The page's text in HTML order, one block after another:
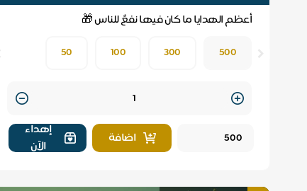
أعظم الهدايا ما كان فيها نفعٌ للناس 🎁
500
300
100
50
Quantity
اضافة
إهداء
الآن